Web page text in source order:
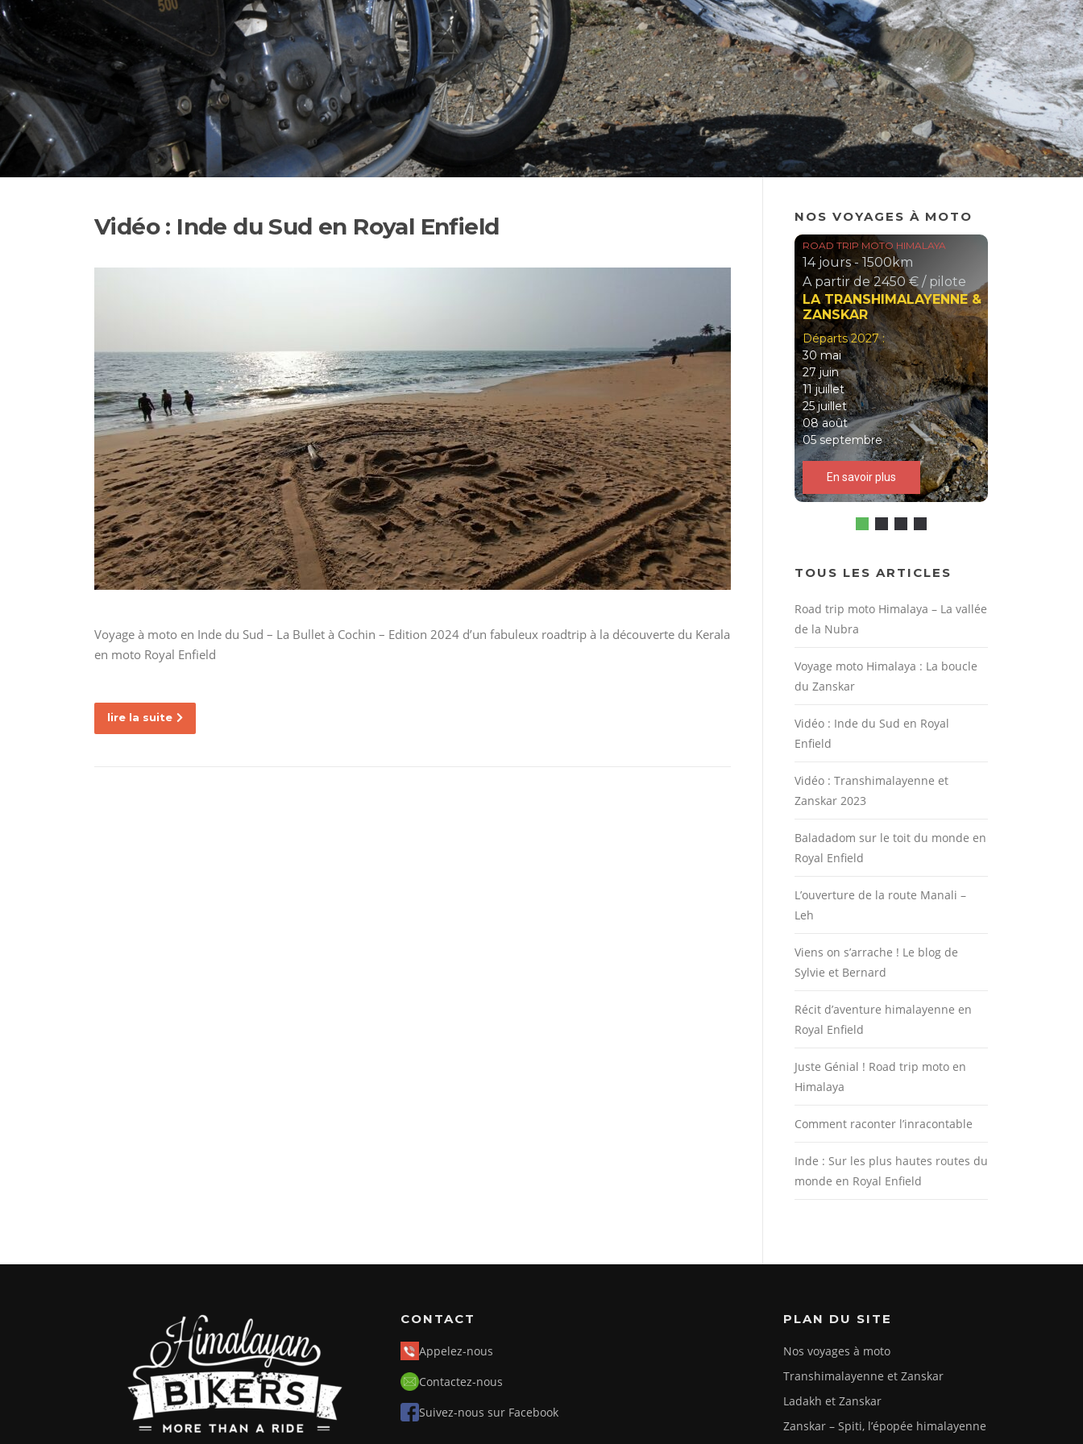
Vidéo : Inde du Sud en Royal Enfield
Voyage à moto en Inde du Sud – La Bullet à Cochin – Edition 2024 d’un fabuleux roadtrip à la découverte du Kerala
en moto Royal Enfield
lire la suite
NOS VOYAGES À MOTO
Départs 2027 :
30 mai
27 juin
25 juillet
08 août
05 septembre
En savoir plus
ROAD TRIP MOTO HIMALAYA
14 jours - 1500km
A partir de 2450 € / pilote
LADAKH & ZANSKAR
Départs 2027 :
22 août
En savoir plus
TOUS LES ARTICLES
Road trip moto Himalaya – La vallée
de la Nubra
Voyage moto Himalaya : La boucle
du Zanskar
Vidéo : Inde du Sud en Royal
Enfield
Vidéo : Transhimalayenne et
Zanskar 2023
Baladadom sur le toit du monde en
Royal Enfield
L’ouverture de la route Manali –
Leh
Viens on s’arrache ! Le blog de
Sylvie et Bernard
Récit d’aventure himalayenne en
Royal Enfield
Juste Génial ! Road trip moto en
Himalaya
Comment raconter l’inracontable
Inde : Sur les plus hautes routes du
monde en Royal Enfield
CONTACT
Appelez-nous
Contactez-nous
Suivez-nous sur Facebook
PLAN DU SITE
Nos voyages à moto
Transhimalayenne et Zanskar
Ladakh et Zanskar
Zanskar – Spiti, l’épopée himalayenne